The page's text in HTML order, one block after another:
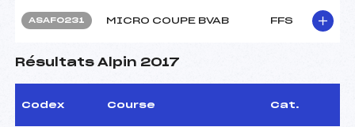
ASAF0231 MICRO COUPE BVAB FFS
Résultats Alpin 2017
Codex Course Cat.